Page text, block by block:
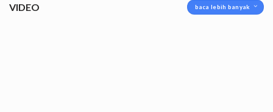
VIDEO baca lebih banyak